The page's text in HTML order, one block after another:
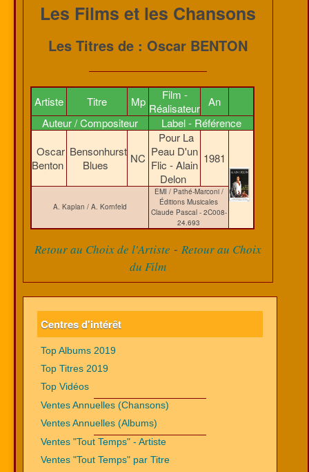
Les Films et les Chansons
Les Titres de : Oscar BENTON
Artiste Titre Mp
Film -
Réalisateur An
Auteur / Compositeur
Label - Référence
Oscar
Benton
Bensonhurst
Blues
NC
Pour La
Peau D'un
Flic - Alain
Delon
1981
A. Kaplan / A. Kornfeld
EMI / Pathé-Marconi /
Éditions Musicales
Claude Pascal - 2C008-
24.693
Retour au Choix de l'Artiste - Retour au Choix
du Film
Centres d'intérêt
Top Albums 2019
Top Titres 2019
Top Vidéos
Ventes Annuelles (Chansons)
Ventes Annuelles (Albums)
Ventes "Tout Temps" - Artiste
Ventes "Tout Temps" par Titre